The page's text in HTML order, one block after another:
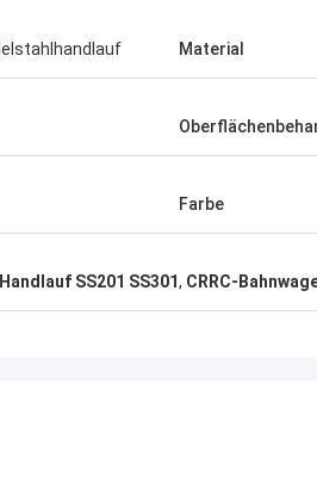
Material
Farbe
SS201 SS301, CRRC-